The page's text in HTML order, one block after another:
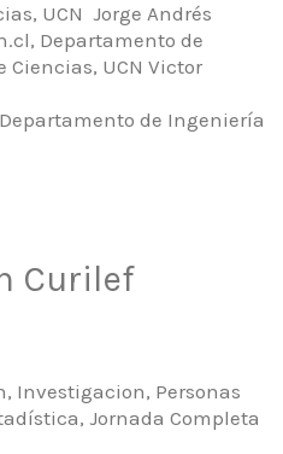
UCN Jorge Andrés
Departamento de
UCN Victor
de Ingeniería
Curilef
, Investigacion, Personas
, Jornada Completa